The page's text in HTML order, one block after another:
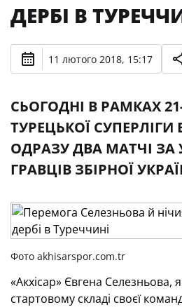
ДЕРБІ В
11 лютого 2018, 15:17
СЬОГОДНІ В РАМКАХ
ТУРЕЦЬКОЇ СУПЕРЛІГИ
ОДРАЗУ ДВА МАТЧІ
ГРАВЦІВ ЗБІРНОЇ
Фото akhisarspor.com.tr
«Акхісар» Євгена Селезньова,
стартовому складі своєї